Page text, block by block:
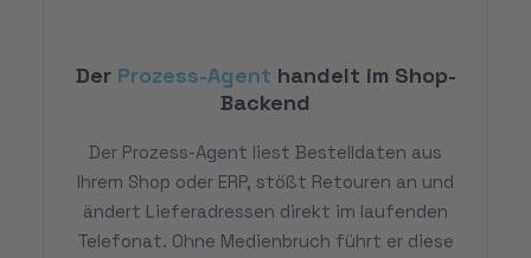
Der Prozess-Agent handelt im Shop-
Backend
Der Prozess-Agent liest Bestelldaten aus
Ihrem Shop oder ERP, stößt Retouren an und
ändert Lieferadressen direkt im laufenden
Telefonat. Ohne Medienbruch führt er diese